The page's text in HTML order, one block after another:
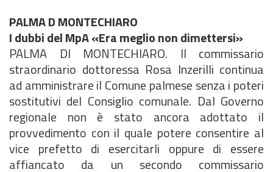
PALMA D MONTECHIARO
I dubbi del MpA «Era meglio non dimettersi»
PALMA DI MONTECHIARO. Il commissario
straordinario dottoressa Rosa Inzerilli continua
ad amministrare il Comune palmese senza i poteri
sostitutivi del Consiglio comunale. Dal Governo
regionale non è stato ancora adottato il
provvedimento con il quale potere consentire al
vice prefetto di esercitarli oppure di essere
affiancato da un secondo commissario